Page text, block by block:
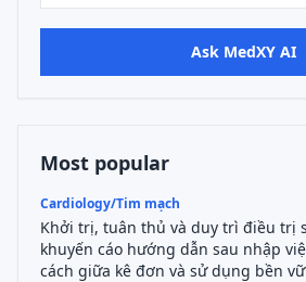
Ask MedXY AI
Most popular
Cardiology/Tim mạch
Khởi trị, tuân thủ và duy trì điều trị
khuyến cáo hướng dẫn sau nhập
cách giữa kê đơn và sử dụng bền